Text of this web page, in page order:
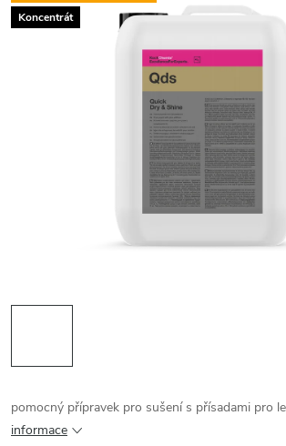
Koncentrát
pomocný přípravek pro sušení s přísadami pro
informace